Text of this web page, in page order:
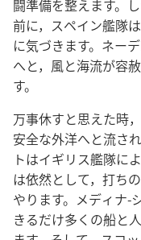
闘準備を整えます。
前に，スペイン艦隊
に気づきます。ネー
へと，風と海流が容
す。
万事休すと思えた時
安全な外洋へと流さ
トはイギリス艦隊に
は依然として，打ち
やります。メディナ-
きるだけ多くの船と